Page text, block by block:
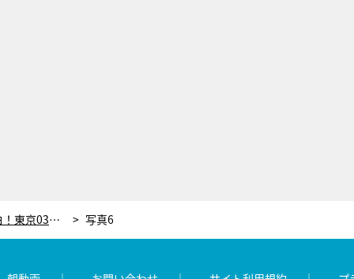
ももクロ・佐々木彩夏、驚きの告白！東京03・飯塚悟志「聞きたくなかった…」 写真6